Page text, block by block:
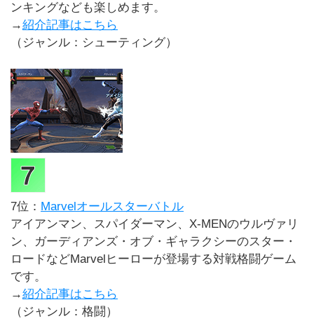
ンキングなども楽しめます。
→紹介記事はこちら
（ジャンル：シューティング）
7位： Marvelオールスターバトル
アイアンマン、スパイダーマン、X-MENのウルヴァリ
ン、ガーディアンズ・オブ・ギャラクシーのスター・
ロードなどMarvelヒーローが登場する対戦格闘ゲーム
です。
→紹介記事はこちら
（ジャンル：格闘）